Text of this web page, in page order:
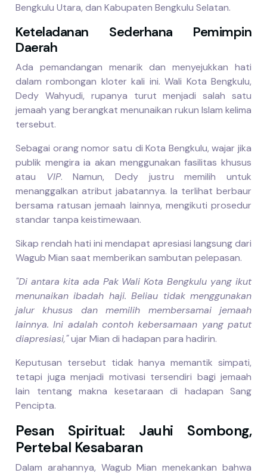
Bengkulu Utara, dan Kabupaten Bengkulu Selatan.
Keteladanan Sederhana Pemimpin
Daerah
Ada pemandangan menarik dan menyejukkan hati
dalam rombongan kloter kali ini. Wali Kota Bengkulu,
Dedy Wahyudi, rupanya turut menjadi salah satu
jemaah yang berangkat menunaikan rukun Islam kelima
tersebut.
Sebagai orang nomor satu di Kota Bengkulu, wajar jika
publik mengira ia akan menggunakan fasilitas khusus
atau VIP. Namun, Dedy justru memilih untuk
menanggalkan atribut jabatannya. Ia terlihat berbaur
bersama ratusan jemaah lainnya, mengikuti prosedur
standar tanpa keistimewaan.
Sikap rendah hati ini mendapat apresiasi langsung dari
Wagub Mian saat memberikan sambutan pelepasan.
"Di antara kita ada Pak Wali Kota Bengkulu yang ikut
menunaikan ibadah haji. Beliau tidak menggunakan
jalur khusus dan memilih membersamai jemaah
lainnya. Ini adalah contoh kebersamaan yang patut
diapresiasi,"ujar Mian di hadapan para hadirin.
Keputusan tersebut tidak hanya memantik simpati,
tetapi juga menjadi motivasi tersendiri bagi jemaah
lain tentang makna kesetaraan di hadapan Sang
Pencipta.
Pesan Spiritual: Jauhi Sombong,
Pertebal Kesabaran
Dalam arahannya, Wagub Mian menekankan bahwa